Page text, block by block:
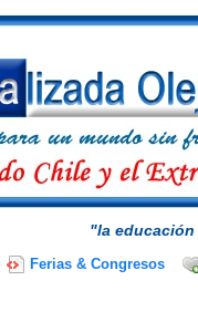
"la
Ferias & Congresos